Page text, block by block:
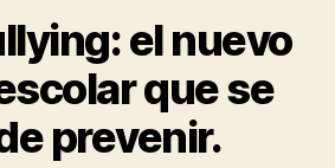
el nuevo
que se
prevenir.